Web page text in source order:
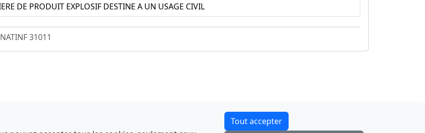
DE PRODUIT EXPLOSIF DESTINE A UN USAGE CIVIL
NATINF 31011
Tout accepter